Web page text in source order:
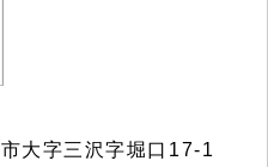
大字三沢字堀口17-1